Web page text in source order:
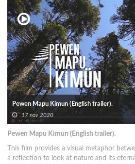
Pewen Mapu Kimun (English trailer).
17 nov 2020
Pewen Mapu Kimun (English trailer).
This film provides a visual metaphor
a reflection to look at nature and its